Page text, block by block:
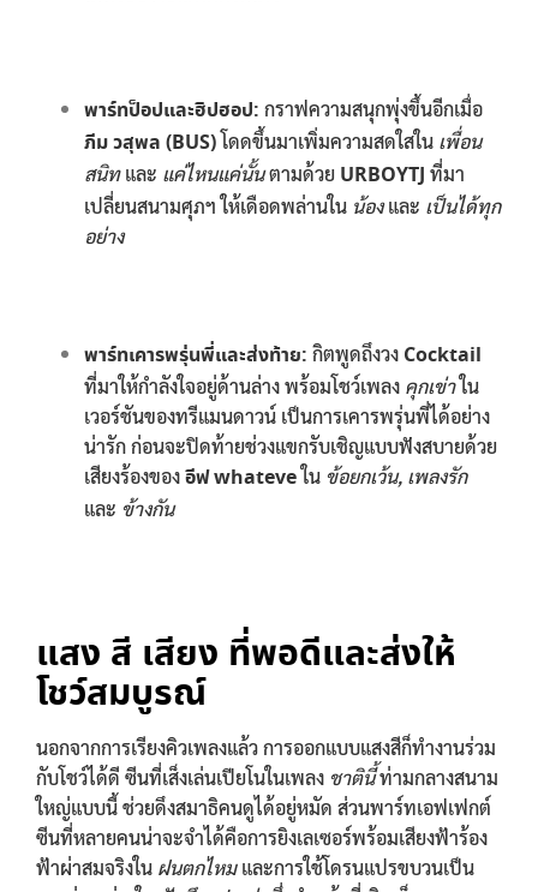
พาร์ทป็อปและฮิปฮอป: กราฟความสนุกพุ่งขึ้นอีกเมื่อ
ภีม วสุพล (BUS)โดดขึ้นมาเพิ่มความสดใสใน เพื่อน
สนิทและ แค่ไหนแค่นั้นตามด้วย URBOYTJ ที่มา
เปลี่ยนสนามศุภฯ ให้เดือดพล่านใน น้องและ เป็นได้ทุก
อย่าง
พาร์ทเคารพรุ่นพี่และส่งท้าย: กิตพูดถึงวง Cocktail
ที่มาให้กำลังใจอยู่ด้านล่าง พร้อมโชว์เพลง คุกเข่าใน
เวอร์ชันของทรีแมนดาวน์ เป็นการเคารพรุ่นพี่ได้อย่าง
น่ารัก ก่อนจะปิดท้ายช่วงแขกรับเชิญแบบฟังสบายด้วย
เสียงร้องของอีฟ whateveใน ข้อยกเว้น, เพลงรัก
และ ข้างกัน
แสง สี เสียง ที่พอดีและส่งให้
โชว์สมบูรณ์
นอกจากการเรียงคิวเพลงแล้ว การออกแบบแสงสีก็ทำงานร่วม
กับโชว์ได้ดี ซีนที่เส็งเล่นเปียโนในเพลง ชาตินี้ท่ามกลางสนาม
ใหญ่แบบนี้ ช่วยดึงสมาธิคนดูได้อยู่หมัด ส่วนพาร์ทเอฟเฟกต์
ซีนที่หลายคนน่าจะจำได้คือการยิงเลเซอร์พร้อมเสียงฟ้าร้อง
ฟ้าผ่าสมจริงใน ฝนตกไหมและการใช้โดรนแปรขบวนเป็น